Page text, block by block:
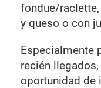
fondue/
y queso o con
Especialmente
recién
oportunidad de